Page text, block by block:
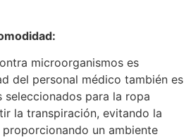
microorganismos es
del personal médico también es
seleccionados para la ropa
la transpiración, evitando la
un ambiente